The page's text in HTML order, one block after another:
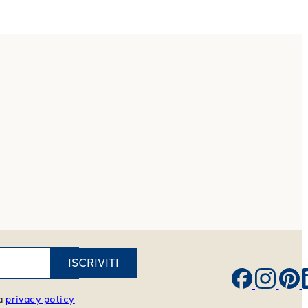
ISCRIVITI
privacy policy